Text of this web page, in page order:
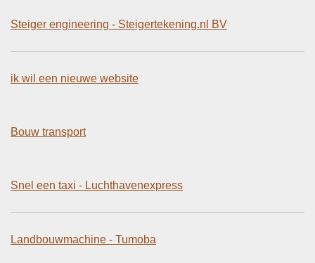
Steiger engineering - Steigertekening.nl BV
ik wil een nieuwe website
Bouw transport
Snel een taxi - Luchthavenexpress
Landbouwmachine - Tumoba